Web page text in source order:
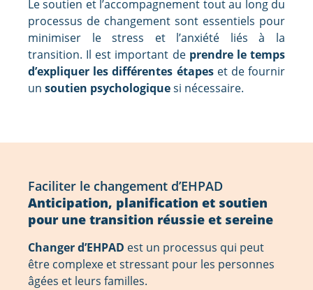
Le soutien et l’accompagnement tout au long du
processus de changement sont essentiels pour
minimiser le stress et l’anxiété liés à la
transition. Il est important de prendre le temps
d’expliquer les différentes étapes et de fournir
un soutien psychologiquesi nécessaire.
Faciliter le changement d’EHPAD
Anticipation, planification et soutien
pour une transition réussie et sereine
Changer d’EHPAD est un processus qui peut
être complexe et stressant pour les personnes
âgées et leurs familles.